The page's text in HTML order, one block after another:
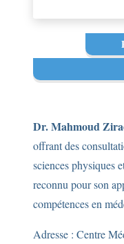
Dr. Mahmoud
offrant des
sciences physiques
reconnu pour son
compétences en
Adresse : Centre